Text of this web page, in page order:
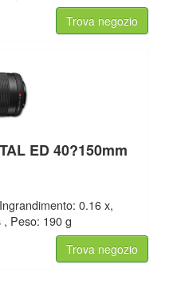
Trova negozio
ED 40?150mm
0.16 x,
Peso: 190 g
Trova negozio